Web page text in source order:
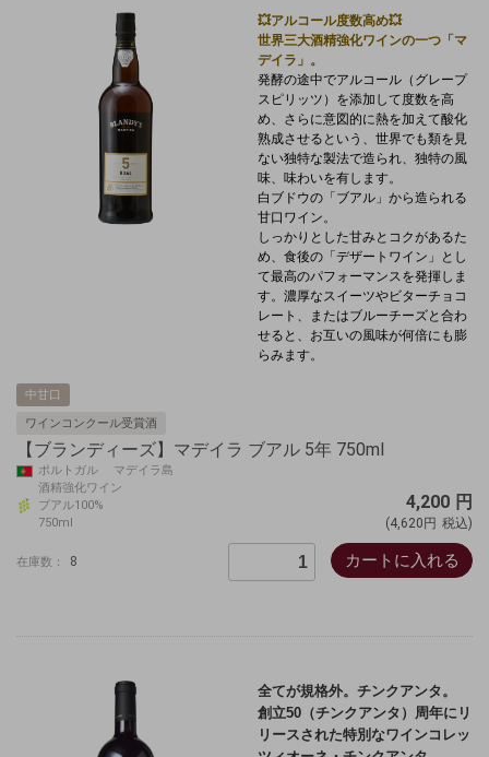
💥アルコール度数高め💥
世界三大酒精強化ワインの一つ「マ
デイラ」。
発酵の途中でアルコール（グレープ
スピリッツ）を添加して度数を高
め、さらに意図的に熱を加えて酸化
熟成させるという、世界でも類を見
ない独特な製法で造られ、独特の風
味、味わいを有します。
白ブドウの「ブアル」から造られる
甘口ワイン。
しっかりとした甘みとコクがあるた
め、食後の「デザートワイン」とし
て最高のパフォーマンスを発揮しま
す。濃厚なスイーツやビターチョコ
レート、またはブルーチーズと合わ
せると、お互いの風味が何倍にも膨
らみます。
中甘口
ワインコンクール受賞酒
【ブランディーズ】マデイラ ブアル 5年 750ml
ポルトガル マデイラ島
酒精強化ワイン
ブアル100%
750ml
4,200 円
(4,620円 税込)
在庫数： 8 カートに入れる
全てが規格外。チンクアンタ。
創立50（チンクアンタ）周年にリ
リースされた特別なワインコレッ